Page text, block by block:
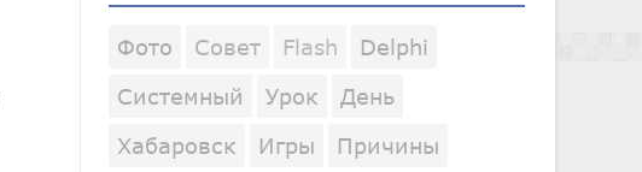
Фото Совет Flash
Delphi
Системный
Урок
День
Хабаровск
Игры Причины